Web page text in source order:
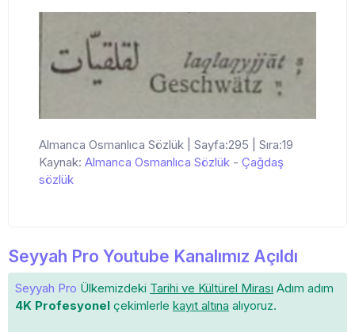
Almanca Osmanlıca Sözlük | Sayfa:295 | Sıra:19
Kaynak: Almanca Osmanlıca Sözlük - Çağdaş
sözlük
Seyyah Pro Youtube Kanalımız Açıldı
Seyyah Pro Ülkemizdeki Tarihi ve Kültürel Mirası Adım adım
4K Profesyonel çekimlerle kayıt altına alıyoruz.